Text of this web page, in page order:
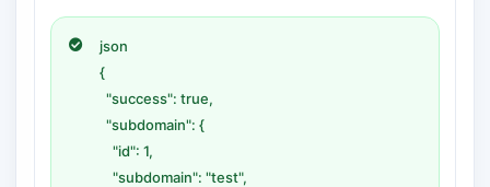
json
{
"success": true,
"subdomain": {
"id": 1,
"subdomain": "test",